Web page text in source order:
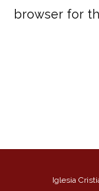
browser for
Iglesia